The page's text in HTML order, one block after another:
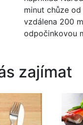
minut chůze
vzdálena 200
odpočinkovou
zajímat